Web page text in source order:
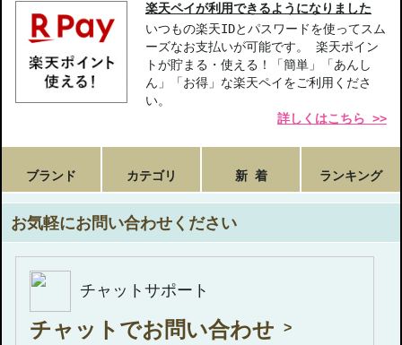
お悩み・効果
肌のハリ・弾力
楽天ペイが利用できるようになりました
いつもの楽天IDとパスワードを使ってスム
ーズなお支払いが可能です。 楽天ポイン
トが貯まる・使える！「簡単」「あんし
ん」「お得」な楽天ペイをご利用くださ
い。
詳しくはこちら >>
ブランド カテゴリ 新 着 ランキング
お気軽にお問い合わせください
チャットサポート
チャットでお問い合わせ